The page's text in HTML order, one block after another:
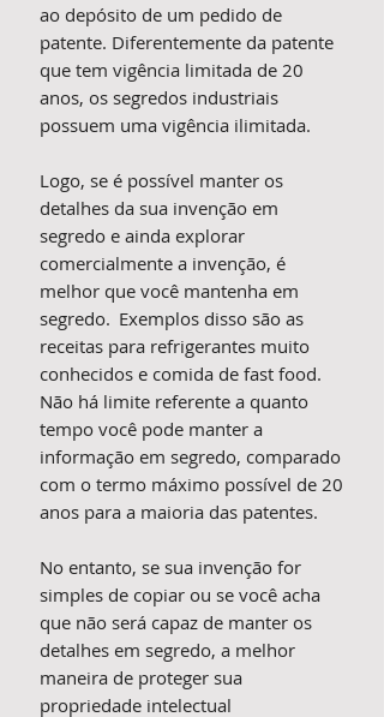
ao depósito de um pedido de
patente. Diferentemente da patente
que tem vigência limitada de 20
anos, os segredos industriais
possuem uma vigência ilimitada.
Logo, se é possível manter os
detalhes da sua invenção em
segredo e ainda explorar
comercialmente a invenção, é
melhor que você mantenha em
segredo. Exemplos disso são as
receitas para refrigerantes muito
conhecidos e comida de fast food.
Não há limite referente a quanto
tempo você pode manter a
informação em segredo, comparado
com o termo máximo possível de 20
anos para a maioria das patentes.
No entanto, se sua invenção for
simples de copiar ou se você acha
que não será capaz de manter os
detalhes em segredo, a melhor
maneira de proteger sua
propriedade intelectual